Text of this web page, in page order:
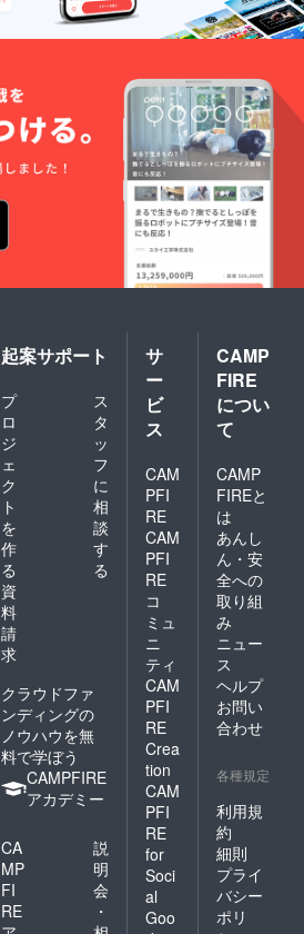
起案サポート
プ
ロ
ジ
ェ
ク
ト
を
作
る
ス
タ
ッ
フ
に
相
談
す
る
資
料
請
求
クラウドファ
ンディングの
ノウハウを無
料で学ぼう
CAMPFIRE
アカデミー
CA
MP
FI
RE
説
明
会
・
サ
ー
ビ
ス
CAM
PFI
RE
CAM
PFI
RE
コ
ミュ
ニ
ティ
CAM
PFI
RE
Crea
tion
CAM
PFI
RE
for
Soci
al
Goo
CAMP
FIRE
につい
て
CAMP
FIREと
は
あんし
ん・安
全への
取り組
み
ニュー
ス
ヘルプ
お問い
合わせ
各種規定
利用規
約
細則
プライ
バシー
ポリ